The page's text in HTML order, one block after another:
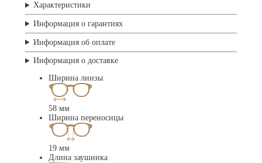
Характеристики
Информация о гарантиях
Информация об оплате
Информация о доставке
Ширина линзы
58 мм
Ширина переносицы
19 мм
Длина заушника